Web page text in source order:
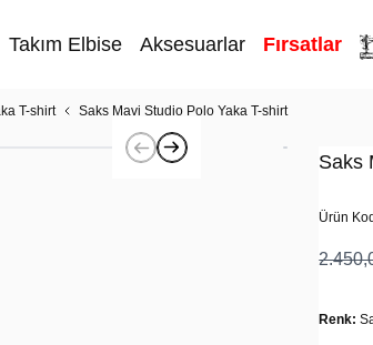
Takım Elbise Aksesuarlar Fırsatlar
T-shirt Saks Mavi Studio Polo Yaka T-shirt
Saks
Ürün
Renk: